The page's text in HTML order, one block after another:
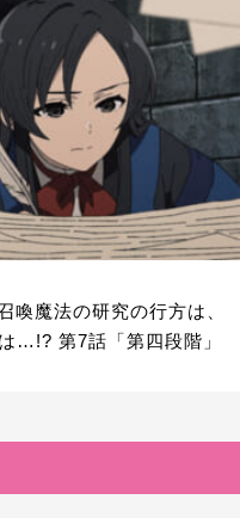
喚魔法の研究の行方は、
…!? 第7話「第四段階」